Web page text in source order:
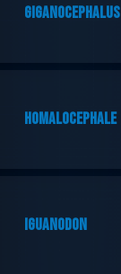
GIGANOCEPHALUS
HOMALOCEPHALE
IGUANODON